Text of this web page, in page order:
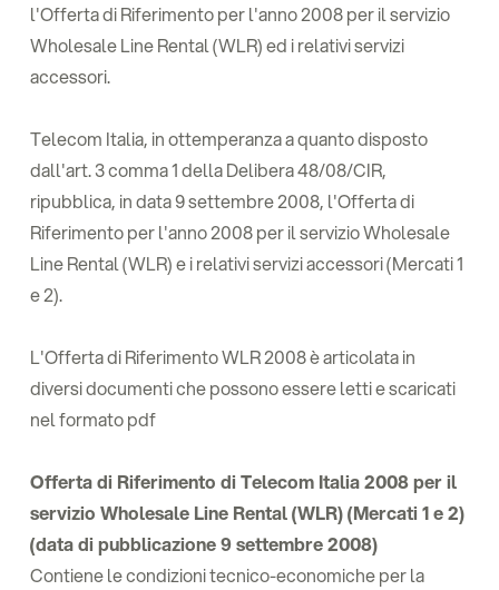
l'Offerta di Riferimento per l'anno 2008 per il servizio
Wholesale Line Rental (WLR) ed i relativi servizi
accessori.
Telecom Italia, in ottemperanza a quanto disposto
dall'art. 3 comma 1 della Delibera 48/08/CIR,
ripubblica, in data 9 settembre 2008, l'Offerta di
Riferimento per l'anno 2008 per il servizio Wholesale
Line Rental (WLR) e i relativi servizi accessori (Mercati 1
e 2).
L'Offerta di Riferimento WLR 2008 è articolata in
diversi documenti che possono essere letti e scaricati
nel formato pdf
Offerta di Riferimento di Telecom Italia 2008 per il
servizio Wholesale Line Rental (WLR) (Mercati 1 e 2)
(data di pubblicazione 9 settembre 2008)
Contiene le condizioni tecnico-economiche per la